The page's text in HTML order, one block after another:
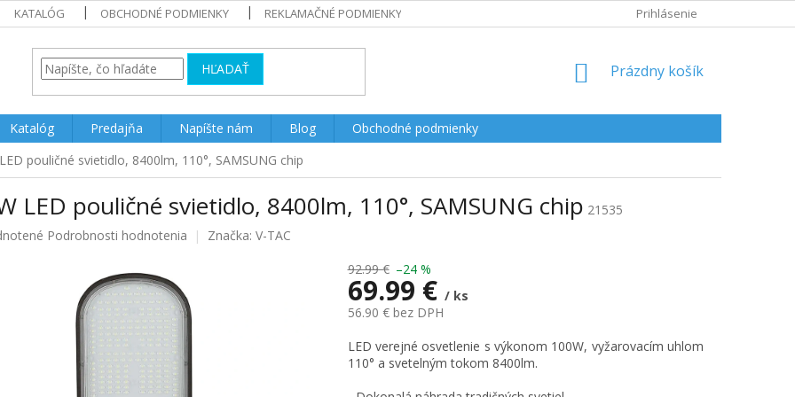
KATALÓG OBCHODNÉ PODMIENKY REKLAMAČNÉ PODMIENKY Prihlásenie
HĽADAŤ
NÁKUPNÝ
Prázdny košík
Katalóg Predajňa Napíšte nám Blog
Obchodné podmienky
pouličné svietidlo, 8400lm, 110°, SAMSUNG chip
LED pouličné svietidlo, 8400lm, 110°, SAMSUNG chip 21535
Podrobnosti hodnotenia Značka: V-TAC
92.99 € –24 %
69.99 € / ks
56.90 € bez DPH
cena:
LED verejné osvetlenie s výkonom 100W, vyžarovacím uhlom
110° a svetelným tokom 8400lm.